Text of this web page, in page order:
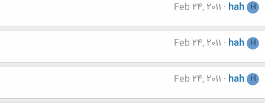
H
hah
Feb 24, 2011
H
hah
Feb 24, 2011
H
hah
Feb 24, 2011